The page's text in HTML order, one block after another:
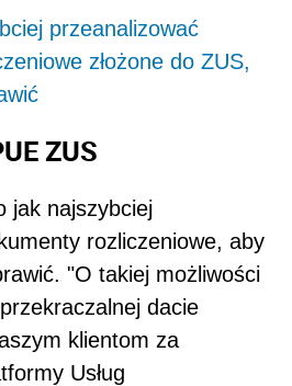
przeanalizować
złożone do ZUS,
ZUS
jak najszybciej
rozliczeniowe, aby
"O takiej możliwości
dacie
klientom za
Usług